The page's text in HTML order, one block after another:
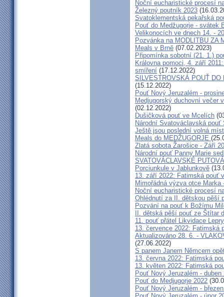
Noční eucharistické procesí
Železný poutník 2023
Svatoklementská pekařská
Pouť do Medžugorje - svátek
Velikonocích ve dnech 14. -
Pozvánka na MODLITBU ZA
Meals v Brně (07.02.2023)
Připomínka sobotní (21. 1.)
Královna pomoci, 4. září
smíření (17.12.2022)
SILVESTROVSKÁ POUŤ DO
(15.12.2022)
Pouť Nový Jeruzalém -
Medjugorský duchovní večer
(02.12.2022)
Dušičková pouť ve Mcelích
Národní Svatováclavská pouť
Ještě jsou poslední volná
Meals do MEDŽUGORJE
Zlatá sobota Žarošice - Září
Národní pouť Panny Marie
SVATOVÁCLAVSKÉ
Porciunkule v Jablunkově
13. září 2022: Fatimská pouť
Mimořádná výzva otce
Noční eucharistické procesí
Ohlédnutí za II. dětskou pěší
Pozvání na pouť k Božímu
II. dětská pěší pouť ze Štítar
11. pouť přátel Likvidace Lepry
13. července 2022: Fatimská
Aktualizováno 28. 6. -
(27.06.2022)
S panem Janem Němcem
13. června 2022: Fatimská
13. květen 2022: Fatimská
Pouť Nový Jeruzalém - duben
Pouť do Medjugorje 2022
Pouť Nový Jeruzalém -